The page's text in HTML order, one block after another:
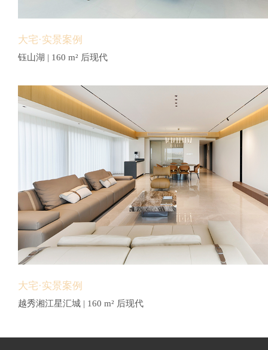
大宅·实景案例
钰山湖 | 160 m² 后现代
大宅·实景案例
越秀湘江星汇城 | 160 m² 后现代